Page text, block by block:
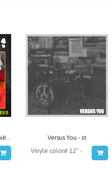
PasMort - Les quatre premières années Versus You - st